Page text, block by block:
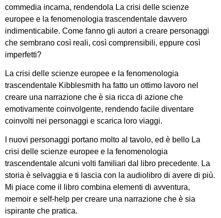
commedia incarna, rendendola La crisi delle scienze
europee e la fenomenologia trascendentale davvero
indimenticabile. Come fanno gli autori a creare personaggi
che sembrano così reali, così comprensibili, eppure così
imperfetti?
La crisi delle scienze europee e la fenomenologia
trascendentale Kibblesmith ha fatto un ottimo lavoro nel
creare una narrazione che è sia ricca di azione che
emotivamente coinvolgente, rendendo facile diventare
coinvolti nei personaggi e scarica loro viaggi.
I nuovi personaggi portano molto al tavolo, ed è bello La
crisi delle scienze europee e la fenomenologia
trascendentale alcuni volti familiari dal libro precedente. La
storia è selvaggia e ti lascia con la audiolibro di avere di più.
Mi piace come il libro combina elementi di avventura,
memoir e self-help per creare una narrazione che è sia
ispirante che pratica.